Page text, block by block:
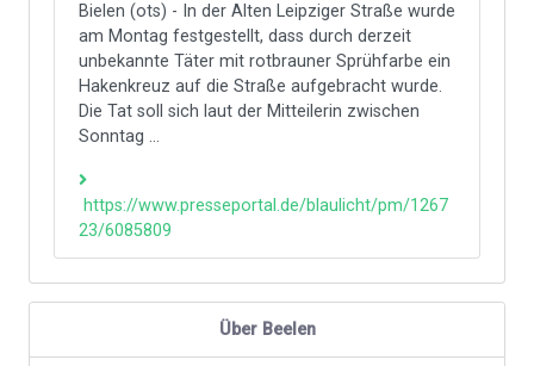
Bielen (ots) - In der Alten Leipziger Straße wurde
am Montag festgestellt, dass durch derzeit
unbekannte Täter mit rotbrauner Sprühfarbe ein
Hakenkreuz auf die Straße aufgebracht wurde.
Die Tat soll sich laut der Mitteilerin zwischen
Sonntag ...
https://www.presseportal.de/blaulicht/pm/1267
23/6085809
Über Beelen